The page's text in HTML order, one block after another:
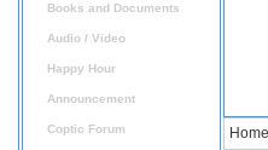
Books and Documents
Audio / Video
Happy Hour
Announcement
Coptic Forum Home